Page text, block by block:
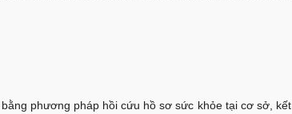
phương pháp hồi cứu hồ sơ sức khỏe tại cơ sở, kết